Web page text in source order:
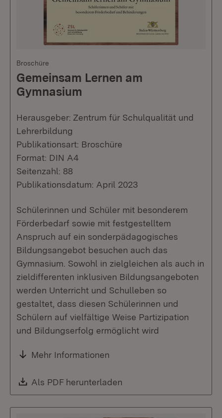
Broschüre
Gemeinsam Lernen am
Gymnasium
Herausgeber: Zentrum für Schulqualität und
Lehrerbildung
Publikationsart: Broschüre
Format: DIN A4
Seitenzahl: 88
Publikationsdatum: April 2023
Schülerinnen und Schüler mit besonderem
Förderbedarf sowie mit festgestelltem
Anspruch auf ein sonderpädagogisches
Bildungsangebot besuchen auch das
Gymnasium. Sowohl in zielgleichen als auch in
zieldifferenten inklusiven Bildungsangeboten
werden Unterricht und Schulleben so
gestaltet, dass diesen Schülerinnen und
Schülern auf vielfältige Weise Partizipation
und Bildungserfolg ermöglicht wird
Mehr Informationen
Download:
Als PDF herunterladen